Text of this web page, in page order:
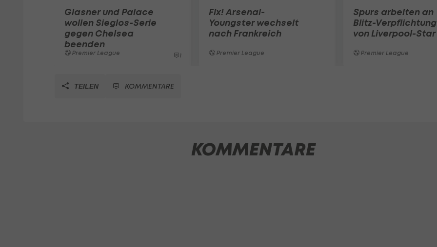
Glasner und Palace
wollen Sieglos-Serie
gegen Chelsea
beenden
Premier League 1
Fix! Arsenal-
Youngster wechselt
nach Frankreich
Premier League
Spurs arbeiten an
Blitz-Verpflichtung
von Liverpool-Star
Premier League
TEILEN KOMMENTARE
KOMMENTARE